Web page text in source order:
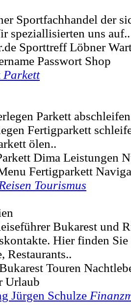
Sportfachhandel der
speziallisierten uns auf..
Sporttreff Löbner
Passwort Shop
Parkett
Parkett
Fertigparkett
ölen..
Dima Leistungen
Fertigparkett
Reisen Tourismus
Bukarest und
Hier finden
Restaurants..
Touren
Urlaub
Jürgen Schulze